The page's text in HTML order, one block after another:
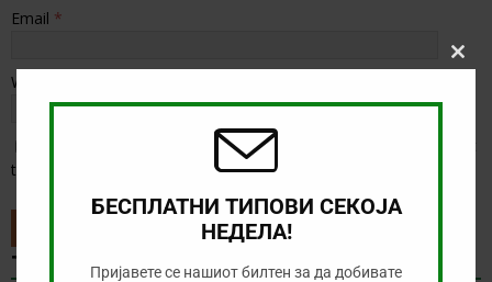
Email *
Website
Save my name, email, and website in this browser for the next
time I comment.
ТИП НА ДЕНОТ
Close
БЕСПЛАТНИ ТИПОВИ СЕКОЈА
НЕДЕЛА!
Пријавете се нашиот билтен за да добивате